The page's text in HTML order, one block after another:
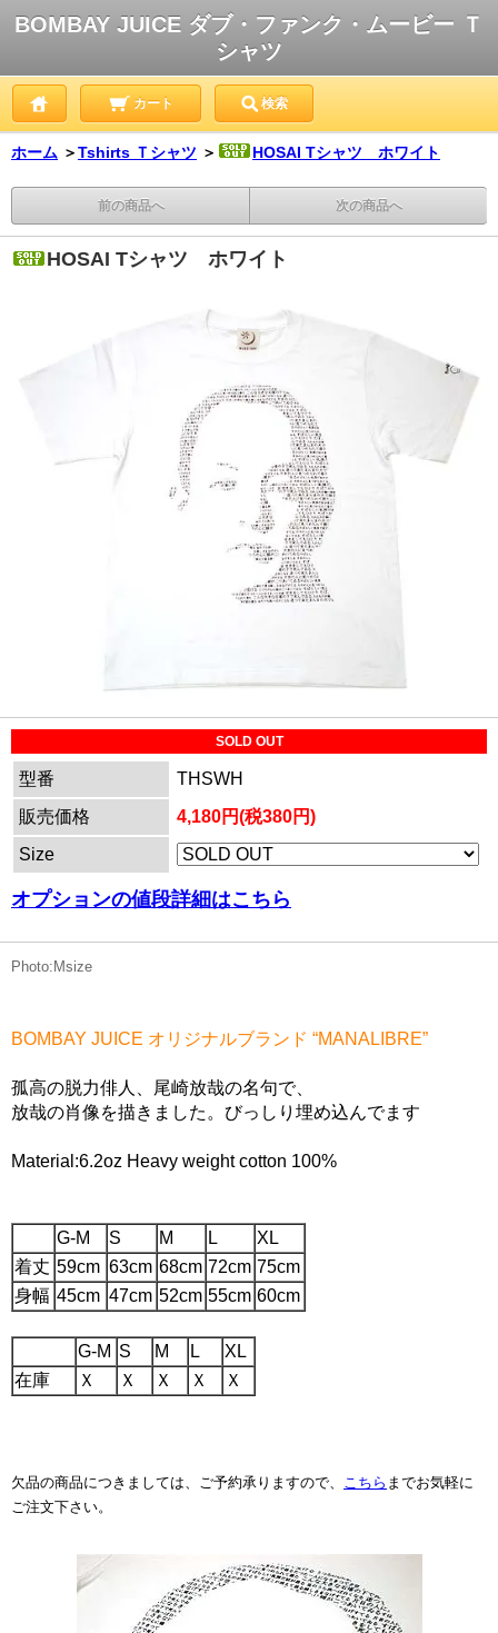
BOMBAY JUICE ダブ・ファンク・ムービー Ｔ
シャツ
カート 検索
ホーム ＞Tshirts Ｔシャツ ＞ HOSAI Tシャツ ホワイト
前の商品へ 次の商品へ
HOSAI Tシャツ ホワイト
SOLD OUT
型番
THSWH
販売価格
4,180円(税380円)
Size
オプションの値段詳細はこちら
Photo:Msize
BOMBAY JUICE オリジナルブランド “MANALIBRE”
孤高の脱力俳人、尾崎放哉の名句で、
放哉の肖像を描きました。びっしり埋め込んでます
Material:6.2oz Heavy weight cotton 100%
G-M S M L
XL
着丈 59cm 63cm 68cm 72cm 75cm
身幅 45cm 47cm 52cm 55cm 60cm
G-M S M L
XL
在庫
Ｘ Ｘ Ｘ Ｘ Ｘ
欠品の商品につきましては、ご予約承りますので、 こちら までお気軽に
ご注文下さい。